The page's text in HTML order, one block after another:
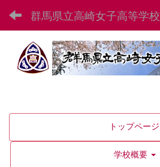
群馬県立高崎女子高等学校
トップページ
学校概要